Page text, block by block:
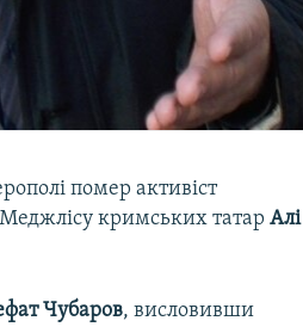
помер активіст
Меджлісу кримських татарАлі
Чубаров, висловивши